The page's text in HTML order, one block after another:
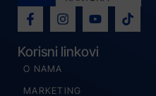
Korisni linkovi
O NAMA
MARKETING